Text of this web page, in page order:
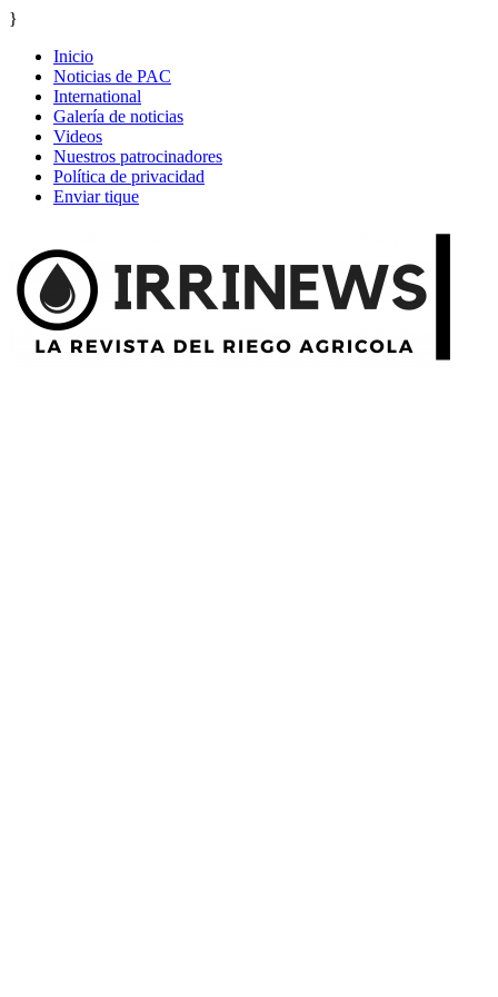
}
Inicio
Noticias de PAC
International
Galería de noticias
Videos
Nuestros patrocinadores
Política de privacidad
Enviar tique